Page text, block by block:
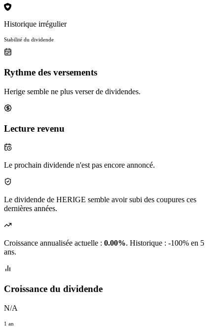
Historique irrégulier
Stabilité du dividende
Rythme des versements
Herige semble ne plus verser de dividendes.
Lecture revenu
Le prochain dividende n'est pas encore annoncé.
Le dividende de HERIGE semble avoir subi des coupures ces
dernières années.
Croissance annualisée actuelle : 0.00%. Historique : -100% en 5
ans.
Croissance du dividende
N/A
1 an